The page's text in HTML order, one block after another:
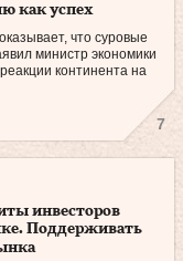
как успех
что суровые
министр экономики
континента на
7
инвесторов
Поддерживать